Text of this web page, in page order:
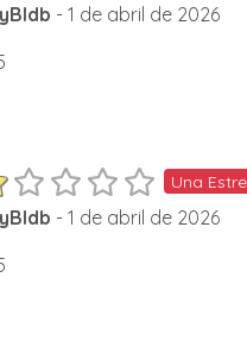
- 1 de abril de 2026
Una
- 1 de abril de 2026